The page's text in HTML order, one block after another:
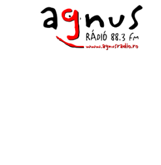
Agnus Rádió